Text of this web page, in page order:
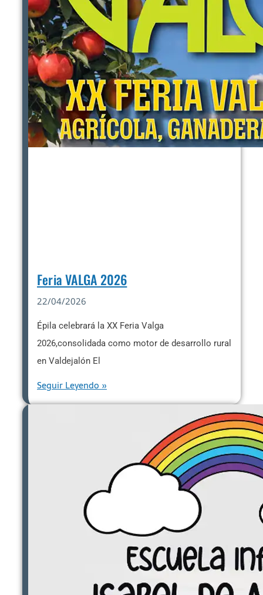
Feria VALGA 2026
22/04/2026
Épila celebrará la XX Feria Valga
2026,consolidada como motor de desarrollo rural
en Valdejalón El
Seguir Leyendo »